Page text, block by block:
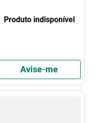
Produto indisponível
Avise-me